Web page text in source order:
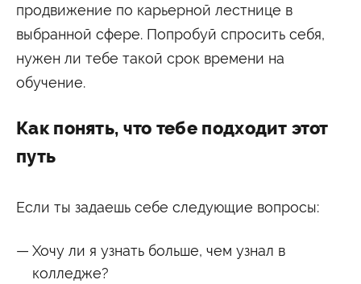
продвижение по карьерной лестнице в
выбранной сфере. Попробуй спросить себя,
нужен ли тебе такой срок времени на
обучение.
Как понять, что тебе подходит этот
путь
Если ты задаешь себе следующие вопросы:
Хочу ли я узнать больше, чем узнал в
колледже?